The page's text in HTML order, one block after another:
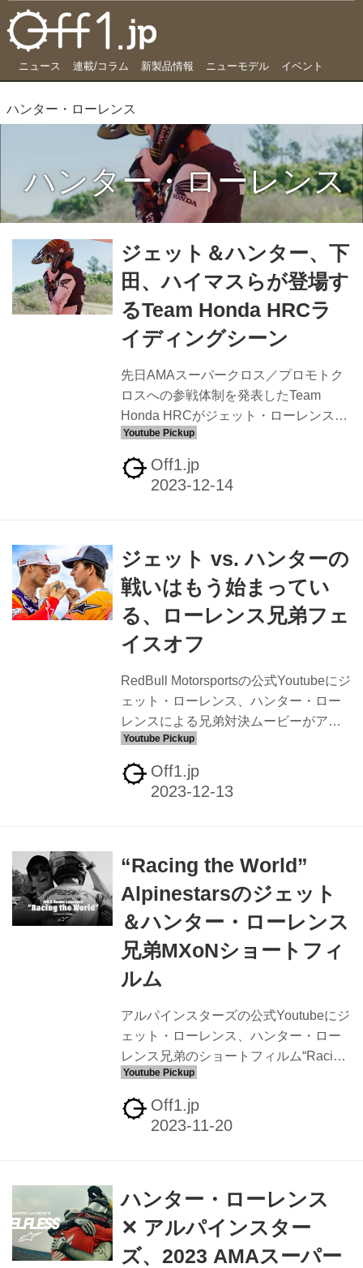
ニュース 連載/コラム 新製品情報 ニューモデル イベント
ハンター・ローレンス
ハンター・ローレンス
ジェット＆ハンター、下
田、ハイマスらが登場す
るTeam Honda HRCラ
イディングシーン
先日AMAスーパークロス／プロモトク
ロスへの参戦体制を発表したTeam
Honda HRCがジェット・ローレンス、
ハンター・ローレンス、下田丈、そし
てチャンス・ハイマスらのプラクティ
ス風景をとらえた映像をアップしてい
6pHfkY?rel=0 アメリカホンダHRCが
2024 AMAシーズンの布陣を発表 -
Off1.jp（オフワン・ドット・ジェイピ
ー） アメリカホンダのTeam Honda
HRCが2024年のAMAスーパークロス選
手権・プロモトクロス選手権への参戦
体制を発表しまし...
Off1.jp
ジェット vs. ハンターの
戦いはもう始まってい
る、ローレンス兄弟フェ
イスオフ
RedBull Motorsportsの公式Youtubeにジ
ェット・ローレンス、ハンター・ロー
レンスによる兄弟対決ムービーがアッ
プされています。対決項目はジャンプ
の距離の精密さを競うプレシジョン・
ジャンプ、モトスラローム、突然のテ
とするクアッドレースの5種目。2024
シーズンを前にふたりの戦いはすでに
始まっている模様。というか、プレシ
ジョンジャンプみたいな種目を他にも
ちゃんと見てみたい気持ちもあります
ね……。 Honda Racing Corporation -
AMA SX/MX
Off1.jp
“Racing the World”
Alpinestarsのジェット
＆ハンター・ローレンス
兄弟MXoNショートフィ
ルム
アルパインスターズの公式Youtubeにジ
ェット・ローレンス、ハンター・ロー
レンス兄弟のショートフィルム“Racing
the World”がアップされています。モト
クロス・オブ・ネイションズでの映像
をもとにまとめられています。 ジェッ
（土）に開催されたAMAプロモトクロ
ス最終戦アイアンマンにて、ジェッ
ト・ローレンスが450クラスをモト1、
モト2共に制し、総合優勝を果たしまし
Off1.jp
ハンター・ローレンス
✕ アルパインスター
ズ、2023 AMAスーパー